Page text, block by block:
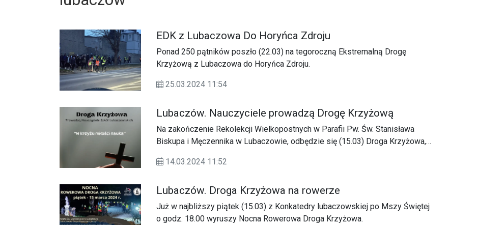
EDK z Lubaczowa Do Horyńca Zdroju
Ponad 250 pątników poszło (22.03) na tegoroczną Ekstremalną Drogę
Krzyżową z Lubaczowa do Horyńca Zdroju.
25.03.2024 11:54
Lubaczów. Nauczyciele prowadzą Drogę Krzyżową
Na zakończenie Rekolekcji Wielkopostnych w Parafii Pw. Św. Stanisława
Biskupa i Męczennika w Lubaczowie, odbędzie się (15.03) Droga Krzyżowa,
14.03.2024 11:52
Lubaczów. Droga Krzyżowa na rowerze
Już w najbliższy piątek (15.03) z Konkatedry lubaczowskiej po Mszy Świętej
o godz. 18.00 wyruszy Nocna Rowerowa Droga Krzyżowa.